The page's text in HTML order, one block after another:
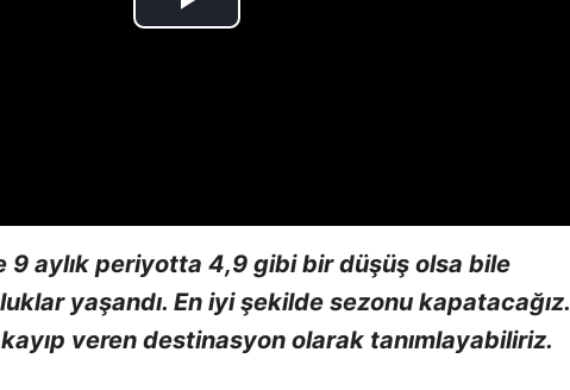
9 aylık periyotta 4,9 gibi bir düşüş olsa bile
yaşandı. En iyi şekilde sezonu kapatacağız.
veren destinasyon olarak tanımlayabiliriz.